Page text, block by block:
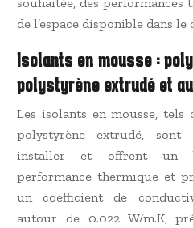
de l’espace disponible dans
Isolants en mousse :
polystyrène extrudé et
Les isolants en mousse,
polystyrène extrudé,
installer et offrent un
performance thermique et
un coefficient de
autour de 0.022 W/m.K,